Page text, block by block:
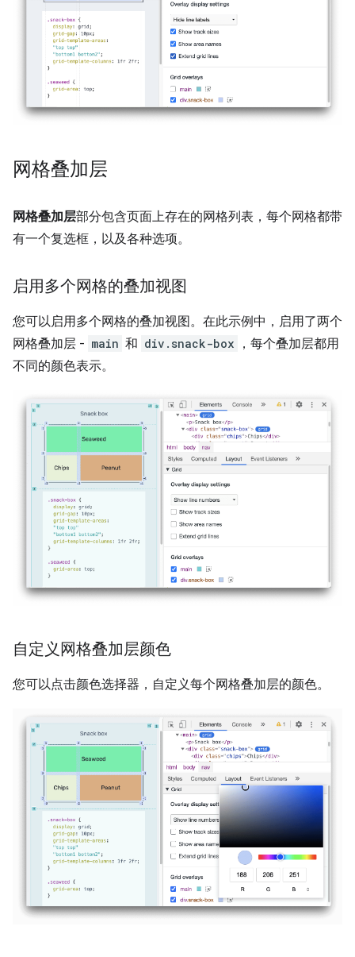
网格叠加层
网格叠加层部分包含页面上存在的网格列表，每个网格都带
有一个复选框，以及各种选项。
启用多个网格的叠加视图
您可以启用多个网格的叠加视图。在此示例中，启用了两个
网格叠加层 - main 和 div.snack-box
，每个叠加层都用
不同的颜色表示。
自定义网格叠加层颜色
您可以点击颜色选择器，自定义每个网格叠加层的颜色。